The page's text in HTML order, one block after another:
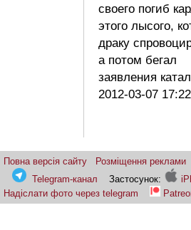
своего погиб
этого лысого,
драку
а потом бегал
заявления
2012-03-07
Повна версія сайту Розміщення реклами
Telegram-канал
Застосунок:
Надіслати фото через telegram